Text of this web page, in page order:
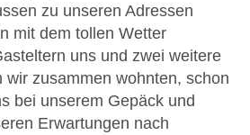
zu unseren Adressen
mit dem tollen Wetter
uns und zwei weitere
wir zusammen wohnten, schon
bei unserem Gepäck und
Erwartungen nach